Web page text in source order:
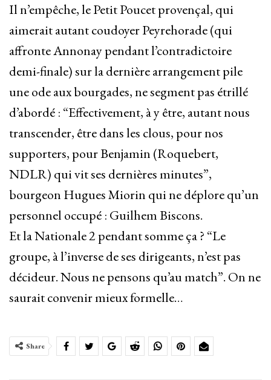
Il n’empêche, le Petit Poucet provençal, qui
aimerait autant coudoyer Peyrehorade (qui
affronte Annonay pendant l’contradictoire
demi-finale) sur la dernière arrangement pile
une ode aux bourgades, ne segment pas étrillé
d’abordé : “Effectivement, à y être, autant nous
transcender, être dans les clous, pour nos
supporters, pour Benjamin (Roquebert,
NDLR) qui vit ses dernières minutes”,
bourgeon Hugues Miorin qui ne déplore qu’un
personnel occupé : Guilhem Biscons.
Et la Nationale 2 pendant somme ça ? “Le
groupe, à l’inverse de ses dirigeants, n’est pas
décideur. Nous ne pensons qu’au match”. On ne
saurait convenir mieux formelle…
Share